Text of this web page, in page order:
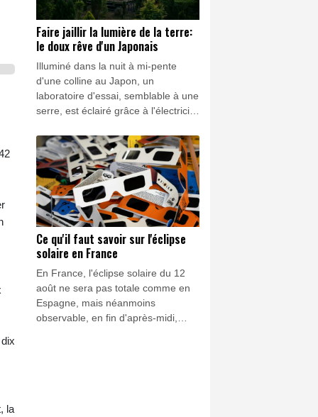
la
Faire jaillir la lumière de la terre:
le doux rêve d'un Japonais
Illuminé dans la nuit à mi-pente
d'une colline au Japon, un
laboratoire d'essai, semblable à une
serre, est éclairé grâce à l'électricité
remplies de terre et de compost.
Ce qu'il faut savoir sur l'éclipse
solaire en France
En France, l'éclipse solaire du 12
août ne sera pas totale comme en
Espagne, mais néanmoins
observable, en fin d'après-midi,